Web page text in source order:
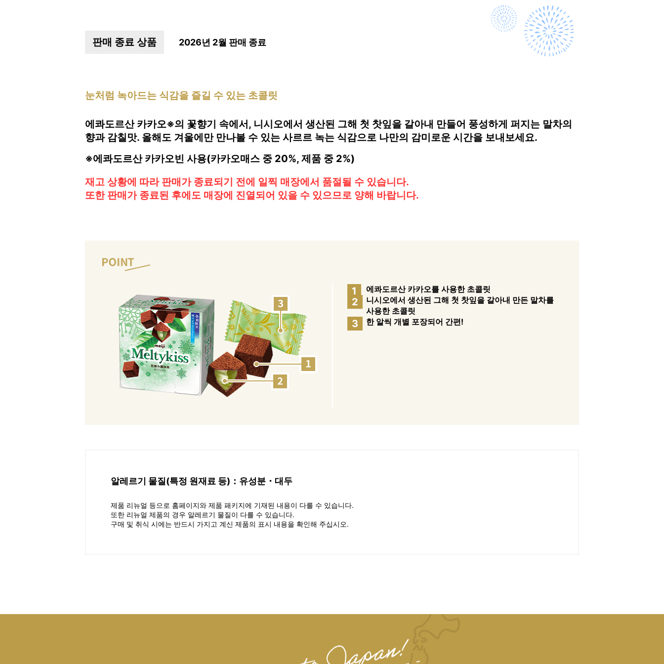
판매 종료 상품 2026년 2월 판매 종료
눈처럼 녹아드는 식감을 즐길 수 있는 초콜릿
에콰도르산 카카오※의 꽃향기 속에서, 니시오에서 생산된 그해 첫 찻잎을 갈아내 만들어 풍성하게 퍼지는 말차의
향과 감칠맛. 올해도 겨울에만 만나볼 수 있는 사르르 녹는 식감으로 나만의 감미로운 시간을 보내보세요.
※에콰도르산 카카오빈 사용(카카오매스 중 20%, 제품 중 2%)
재고 상황에 따라 판매가 종료되기 전에 일찍 매장에서 품절될 수 있습니다.
또한 판매가 종료된 후에도 매장에 진열되어 있을 수 있으므로 양해 바랍니다.
1 에콰도르산 카카오를 사용한 초콜릿
2
니시오에서 생산된 그해 첫 찻잎을 갈아내 만든 말차를
사용한 초콜릿
3 한 알씩 개별 포장되어 간편!
알레르기 물질(특정 원재료 등)：유성분・대두
제품 리뉴얼 등으로 홈페이지와 제품 패키지에 기재된 내용이 다를 수 있습니다.
또한 리뉴얼 제품의 경우 알레르기 물질이 다를 수 있습니다.
구매 및 취식 시에는 반드시 가지고 계신 제품의 표시 내용을 확인해 주십시오.